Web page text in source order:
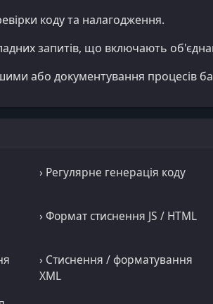
коду та налагодження.
запитів, що включають
або документування процесів
› Регулярне генерація коду
› Формат стиснення JS / HTML
› Стиснення / форматування
XML